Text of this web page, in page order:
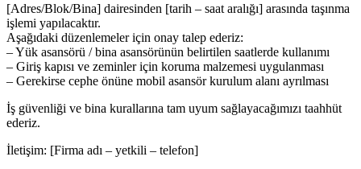
[Adres/Blok/Bina] dairesinden [tarih – saat aralığı] arasında taşınma
işlemi yapılacaktır.
Aşağıdaki düzenlemeler için onay talep ederiz:
– Yük asansörü / bina asansörünün belirtilen saatlerde kullanımı
– Giriş kapısı ve zeminler için koruma malzemesi uygulanması
– Gerekirse cephe önüne mobil asansör kurulum alanı ayrılması
İş güvenliği ve bina kurallarına tam uyum sağlayacağımızı taahhüt
ederiz.
İletişim: [Firma adı – yetkili – telefon]